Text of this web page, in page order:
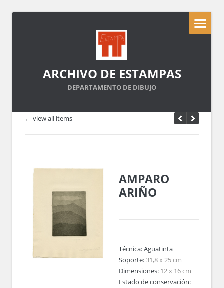
ARCHIVO DE ESTAMPAS
DEPARTAMENTO DE DIBUJO
← view all items
AMPARO
ARIÑO
Técnica:Aguatinta
Soporte:31,8 x 25 cm
Dimensiones: 12 x 16 cm
Estado de conservación: